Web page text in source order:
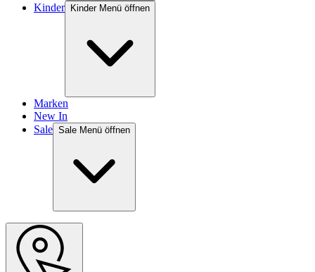
Kinder Kinder Menü öffnen
Marken
New In
Sale Sale Menü öffnen